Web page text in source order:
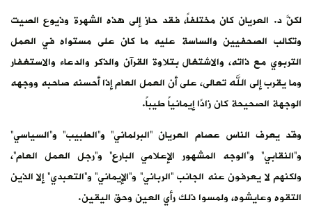
لكنَّ د. العريان كان مختلفاً، فقد حاز إلى هذه الشهرة وذيوع الصيت
وتكالب الصحفيين والساسة عليه ما كان على مستواه في العمل
التربوي مع ذاته، والاشتغال بتلاوة القرآن والذكر والدعاء والاستغفار
وما يقرب إلى الله تعالى، على أن العمل العام إذا أحسنه صاحبه ووجهه
الوجهة الصحيحة كان زادًا إيمانياً طيباً.
وقد يعرف الناس عصام العريان “البرلماني” و”الطبيب” و”السياسي”
و”النقابي” و”الوجه المشهور الإعلامي البارع” و”رجل العمل العام”،
ولكنهم لا يعرفون عنه الجانب “الرباني” و”الإيماني” و”التعبدي” إلا الذين
التقوه وعايشوه، ولمسوا ذلك رأي العين وحق اليقين.